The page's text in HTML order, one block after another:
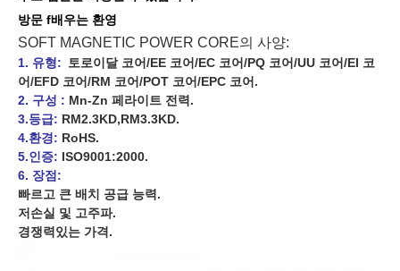
방문 f배우는 환영
SOFT MAGNETIC POWER CORE의 사양:
1. 유형: 토로이달 코어/EE 코어/EC 코어/PQ 코어/UU 코어/EI 코
어/EFD 코어/RM 코어/POT 코어/EPC 코어.
2. 구성 : Mn-Zn 페라이트 전력.
3.등급: RM2.3KD,RM3.3KD.
4.환경: RoHS.
5.인증: ISO9001:2000.
6. 장점:
빠르고 큰 배치 공급 능력.
저손실 및 고주파.
경쟁력있는 가격.